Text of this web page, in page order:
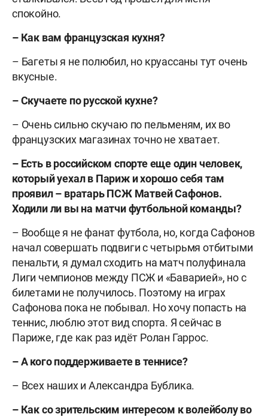
спокойно.
– Как вам французская кухня?
– Багеты я не полюбил, но круассаны тут очень
вкусные.
– Скучаете по русской кухне?
– Очень сильно скучаю по пельменям, их во
французских магазинах точно не хватает.
– Есть в российском спорте еще один человек,
который уехал в Париж и хорошо себя там
проявил – вратарь ПСЖ Матвей Сафонов.
Ходили ли вы на матчи футбольной команды?
– Вообще я не фанат футбола, но, когда Сафонов
начал совершать подвиги с четырьмя отбитыми
пенальти, я думал сходить на матч полуфинала
Лиги чемпионов между ПСЖ и «Баварией», но с
билетами не получилось. Поэтому на играх
Сафонова пока не побывал. Но хочу попасть на
теннис, люблю этот вид спорта. Я сейчас в
Париже, где как раз идёт Ролан Гаррос.
– А кого поддерживаете в теннисе?
– Всех наших и Александра Бублика.
– Как со зрительским интересом к волейболу во